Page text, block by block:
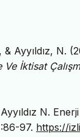
Ayyıldız, N.
Ve İktisat
N.
97. https://